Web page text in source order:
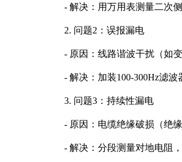
- 解决：用万用表测量二次
2. 问题2：误报漏电
- 原因：线路谐波干扰（如
- 解决：加装100-300Hz滤波
3. 问题3：持续性漏电
- 原因：电缆绝缘破损（绝
- 解决：分段测量对地电阻